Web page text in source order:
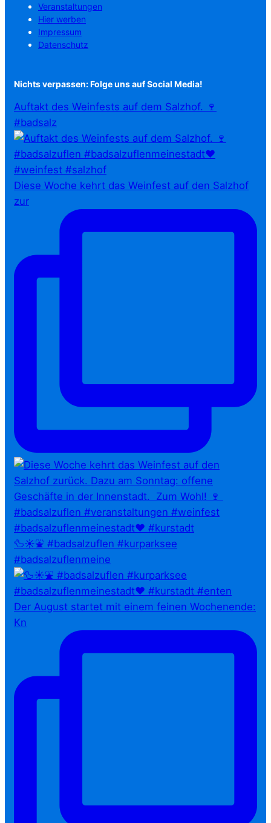
Veranstaltungen
Hier werben
Impressum
Datenschutz
Nichts verpassen: Folge uns auf Social Media!
Auftakt des Weinfests auf dem Salzhof. 🍷
#badsalz
Diese Woche kehrt das Weinfest auf den Salzhof
zur
🦆☀️⛲ #badsalzuflen #kurparksee
#badsalzuflenmeine
Der August startet mit einem feinen Wochenende:
Kn